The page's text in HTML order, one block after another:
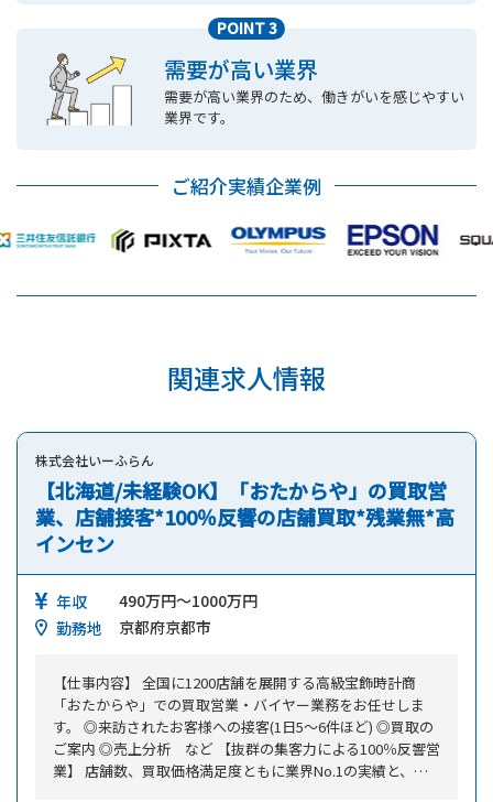
POINT 3
需要が高い業界
需要が高い業界のため、働きがいを感じやすい
業界です。
ご紹介実績企業例
関連求人情報
株式会社いーふらん
【北海道/未経験OK】「おたからや」の買取営
業、店舗接客*100％反響の店舗買取*残業無*高
インセン
年収
490万円～1000万円
勤務地
京都府京都市
【仕事内容】 全国に1200店舗を展開する高級宝飾時計商
「おたからや」での買取営業・バイヤー業務をお任せしま
す。 ◎来訪されたお客様への接客(1日5～6件ほど) ◎買取の
ご案内 ◎売上分析 など 【抜群の集客力による100％反響営
業】 店舗数、買取価格満足度ともに業界No.1の実績と、テ